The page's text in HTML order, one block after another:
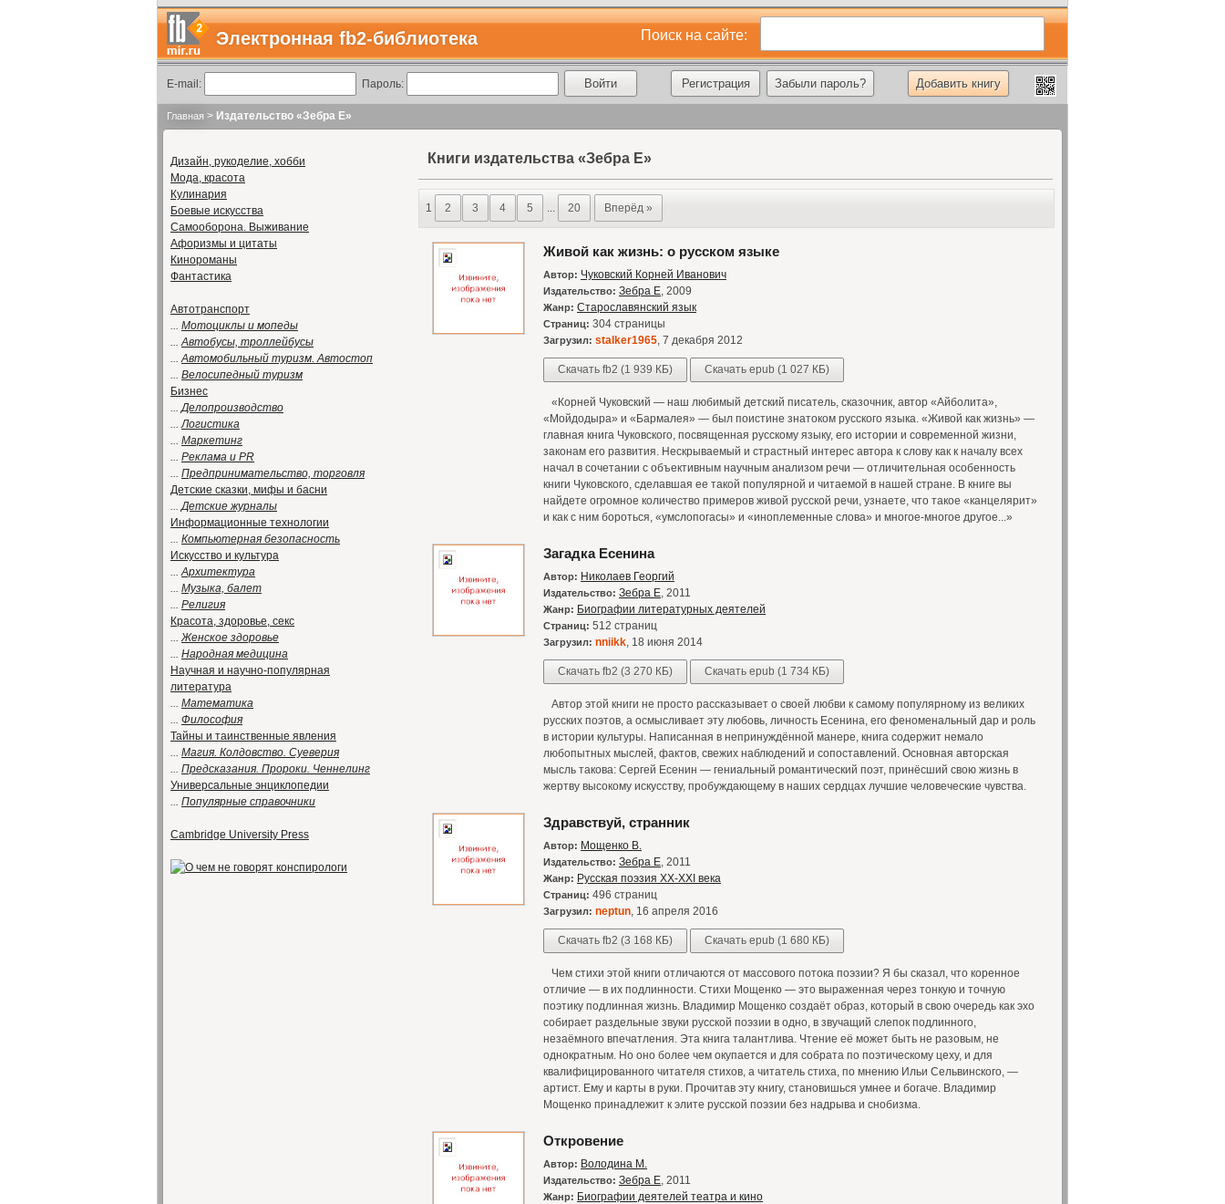
Электронная fb2-библиотека Поиск на сайте:
E-mail: Пароль: Регистрация Забыли пароль? Добавить книгу
Главная > Издательство «Зебра Е»
Дизайн, рукоделие, хобби
Мода, красота
Кулинария
Боевые искусства
Самооборона. Выживание
Афоризмы и цитаты
Кинороманы
Фантастика
Автотранспорт
... Мотоциклы и мопеды
...Автобусы, троллейбусы
...Автомобильный туризм. Автостоп
... Велосипедный туризм
Бизнес
...Делопроизводство
...Логистика
... Маркетинг
... Реклама и PR
... Предпринимательство, торговля
Детские сказки, мифы и басни
...Детские журналы
Информационные технологии
... Компьютерная безопасность
Искусство и культура
...Архитектура
... Музыка, балет
... Религия
Красота, здоровье, секс
...Женское здоровье
... Народная медицина
Научная и научно-популярная
литература
... Математика
... Философия
Тайны и таинственные явления
... Магия. Колдовство. Суеверия
... Предсказания. Пророки. Ченнелинг
Универсальные энциклопедии
... Популярные справочники
Cambridge University Press
Книги издательства «Зебра Е»
1 2 3 4 5 ... 20 Вперёд »
Живой как жизнь: о русском языке
Автор: Чуковский Корней Иванович
Издательство: Зебра Е, 2009
Жанр: Старославянский язык
Страниц: 304 страницы
Загрузил: stalker1965, 7 декабря 2012
Скачать fb2 (1 939 КБ) Скачать epub (1 027 КБ)
«Корней Чуковский — наш любимый детский писатель, сказочник, автор «Айболита»,
«Мойдодыра» и «Бармалея» — был поистине знатоком русского языка. «Живой как жизнь» —
главная книга Чуковского, посвященная русскому языку, его истории и современной жизни,
законам его развития. Нескрываемый и страстный интерес автора к слову как к началу всех
начал в сочетании с объективным научным анализом речи — отличительная особенность
книги Чуковского, сделавшая ее такой популярной и читаемой в нашей стране. В книге вы
найдете огромное количество примеров живой русской речи, узнаете, что такое «канцелярит»
и как с ним бороться, «умслопогасы» и «иноплеменные слова» и многое-многое другое...»
Загадка Есенина
Автор: Николаев Георгий
Издательство: Зебра Е, 2011
Жанр: Биографии литературных деятелей
Страниц: 512 страниц
Загрузил: nniikk, 18 июня 2014
Скачать fb2 (3 270 КБ) Скачать epub (1 734 КБ)
Автор этой книги не просто рассказывает о своей любви к самому популярному из великих
русских поэтов, а осмысливает эту любовь, личность Есенина, его феноменальный дар и роль
в истории культуры. Написанная в непринуждённой манере, книга содержит немало
любопытных мыслей, фактов, свежих наблюдений и сопоставлений. Основная авторская
мысль такова: Сергей Есенин — гениальный романтический поэт, принёсший свою жизнь в
жертву высокому искусству, пробуждающему в наших сердцах лучшие человеческие чувства.
Здравствуй, странник
Автор: Мощенко В.
Издательство: Зебра Е, 2011
Жанр: Русская поэзия XX-XXI века
Страниц: 496 страниц
Загрузил: neptun, 16 апреля 2016
Скачать fb2 (3 168 КБ) Скачать epub (1 680 КБ)
Чем стихи этой книги отличаются от массового потока поэзии? Я бы сказал, что коренное
отличие — в их подлинности. Стихи Мощенко — это выраженная через тонкую и точную
поэтику подлинная жизнь. Владимир Мощенко создаёт образ, который в свою очередь как эхо
собирает раздельные звуки русской поэзии в одно, в звучащий слепок подлинного,
незаёмного впечатления. Эта книга талантлива. Чтение её может быть не разовым, не
однократным. Но оно более чем окупается и для собрата по поэтическому цеху, и для
квалифицированного читателя стихов, а читатель стиха, по мнению Ильи Сельвинского, —
артист. Ему и карты в руки. Прочитав эту книгу, становишься умнее и богаче. Владимир
Мощенко принадлежит к элите русской поэзии без надрыва и снобизма.
Откровение
Автор: Володина М.
Издательство: Зебра Е, 2011
Жанр: Биографии деятелей театра и кино